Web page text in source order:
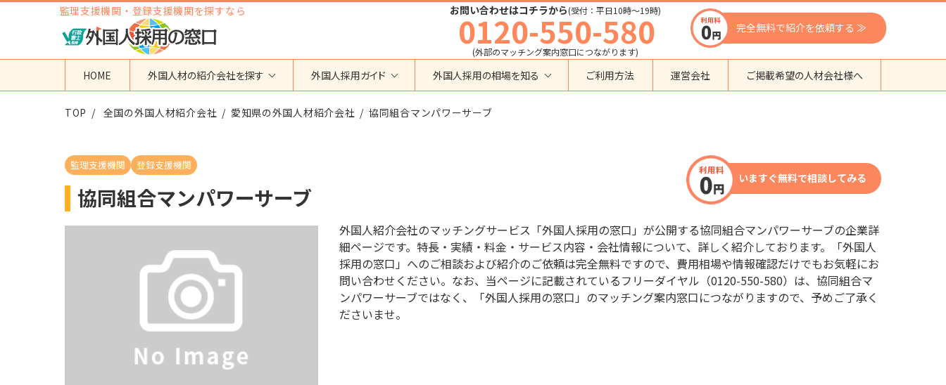
監理支援機関・登録支援機関を探すなら お問い合わせはコチラから(受付：平日10時〜19時)
0120-550-580
(外部のマッチング案内窓口につながります)
完全無料で紹介を依頼する ≫
HOME 外国人材の紹介会社を探す
地域から検索する
神奈川県
大阪府
その他の地域
国籍から検索する
ミャンマー
タイ
ネパール
中国
その他の国籍
在留資格から検索する
高度専門職
留学
インターンシップ
特定活動
介護
医療
運送・ドライバー
自動車整備
宿泊
外食
農業
登録支援機関
外国人紹介会社
外国人派遣会社
行政書士事務所
送り出し機関
外国人採用ガイド
特定技能
外国人採用
在留資格・ビザ
教育・研修
外国人採用の相場を知る
育成就労外国人の受け入れ相場
ご利用方法 運営会社 ご掲載希望の人材会社様へ
TOP 全国の外国人材紹介会社 愛知県の外国人材紹介会社 協同組合マンパワーサーブ
監理支援機関 登録支援機関
協同組合マンパワーサーブ
いますぐ無料で相談してみる
外国人紹介会社のマッチングサービス「外国人採用の窓口」が公開する協同組合マンパワーサーブの企業詳
細ページです。特長・実績・料金・サービス内容・会社情報について、詳しく紹介しております。「外国人
採用の窓口」へのご相談および紹介のご依頼は完全無料ですので、費用相場や情報確認だけでもお気軽にお
問い合わせください。なお、当ページに記載されているフリーダイヤル（0120-550-580）は、協同組合マ
ンパワーサーブではなく、「外国人採用の窓口」のマッチング案内窓口につながりますので、予めご了承く
ださいませ。